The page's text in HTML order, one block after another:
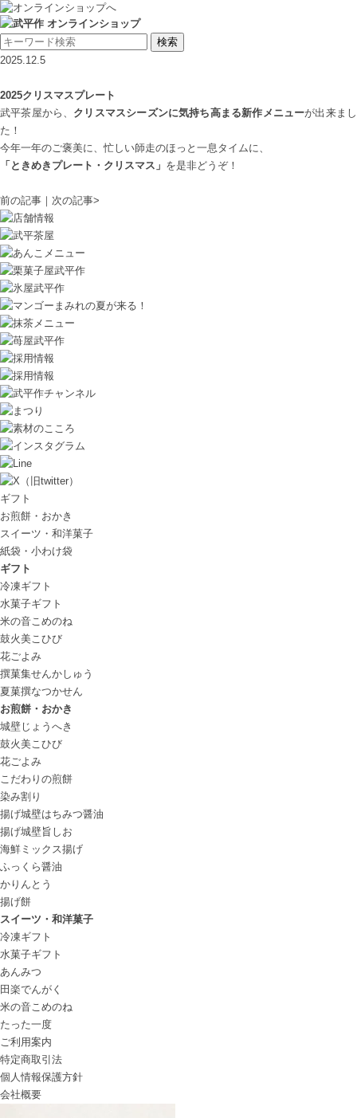
2025.12.5
2025クリスマスプレート
武平茶屋から、 クリスマスシーズンに気持ち高まる新作メニューが出来まし
た！
今年一年のご褒美に、忙しい師走のほっと一息タイムに、
「ときめきプレート・クリスマス」 を是非どうぞ！
前の記事 ｜ 次の記事>
ギフト
お煎餅・おかき
スイーツ・和洋菓子
紙袋・小わけ袋
ギフト
冷凍ギフト
水菓子ギフト
米の音こめのね
鼓火美こひび
花ごよみ
撰菓集せんかしゅう
夏菓撰なつかせん
お煎餅・おかき
城壁 じょうへき
鼓火美こひび
花ごよみ
こだわりの煎餅
染み割り
揚げ城壁はちみつ醤油
揚げ城壁旨しお
海鮮ミックス揚げ
ふっくら醤油
かりんとう
揚げ餅
スイーツ・和洋菓子
冷凍ギフト
水菓子ギフト
あんみつ
田楽でんがく
米の音こめのね
たった一度
ご利用案内
特定商取引法
個人情報保護方針
会社概要